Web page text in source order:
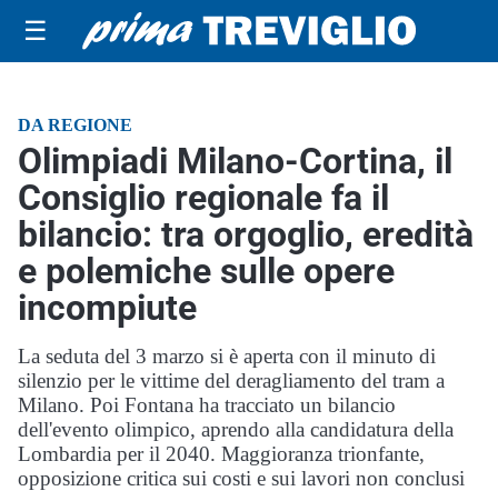
☰
DA REGIONE
Olimpiadi Milano-Cortina, il
Consiglio regionale fa il
bilancio: tra orgoglio, eredità
e polemiche sulle opere
incompiute
La seduta del 3 marzo si è aperta con il minuto di
silenzio per le vittime del deragliamento del tram a
Milano. Poi Fontana ha tracciato un bilancio
dell'evento olimpico, aprendo alla candidatura della
Lombardia per il 2040. Maggioranza trionfante,
opposizione critica sui costi e sui lavori non conclusi